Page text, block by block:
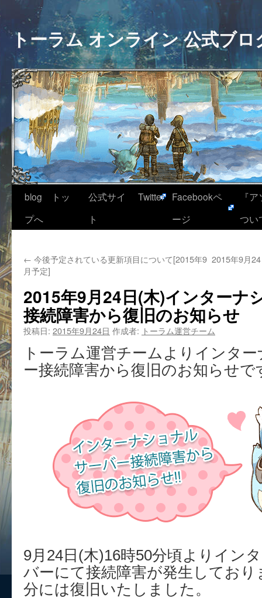
トーラム オンライン 公式ブロ
blog トッ
プへ
公式サイ
ト
Twitter
Facebookペ
ージ
『
つい
← 今後予定されている更新項目について[2015年9
月予定]
2015年9月
2015年9月24日(木)インターナ
接続障害から復旧のお知らせ
投稿日: 2015年9月24日 作成者: トーラム運営チーム
トーラム運営チームよりインタ
ー接続障害から復旧のお知らせで
9月24日(木)16時50分頃よりイン
バーにて接続障害が発生しており
分には復旧いたしました。